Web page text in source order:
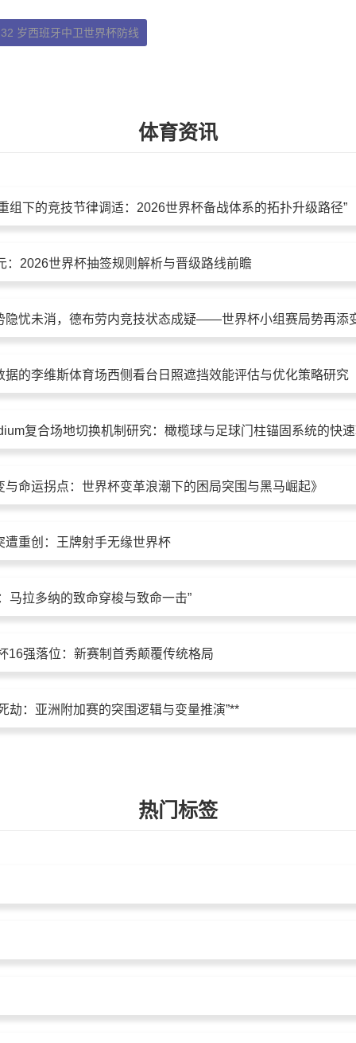
岁西班牙中卫世界杯防线
体育资讯
组下的竞技节律调适：2026世界杯备战体系的拓扑升级路径”
：2026世界杯抽签规则解析与晋级路线前瞻
隐忧未消，德布劳内竞技状态成疑——世界杯小组赛局势再添
据的李维斯体育场西侧看台日照遮挡效能评估与优化策略研究
与命运拐点：世界杯变革浪潮下的困局突围与黑马崛起》
遭重创：王牌射手无缘世界杯
马拉多纳的致命穿梭与致命一击”
16强落位：新赛制首秀颠覆传统格局
劫：亚洲附加赛的突围逻辑与变量推演”**
热门标签